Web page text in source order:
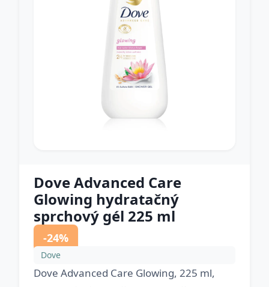
Dove Advanced Care
Glowing hydratačný
sprchový gél 225 ml
-24%
Dove
Dove Advanced Care Glowing, 225 ml,